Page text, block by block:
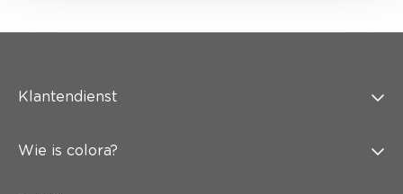
Klantendienst
Wie is colora?